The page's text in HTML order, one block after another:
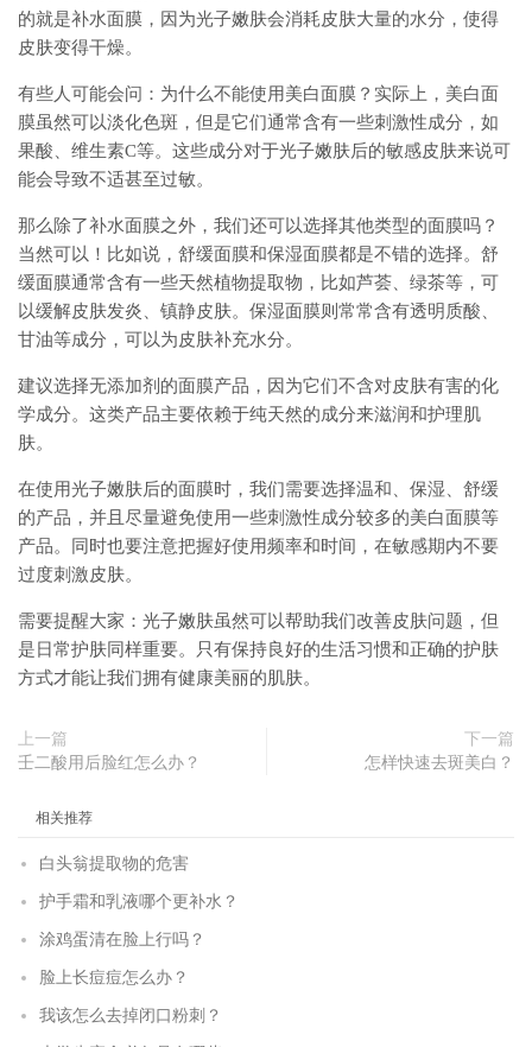
的就是补水面膜，因为光子嫩肤会消耗皮肤大量的水分，使得
皮肤变得干燥。
有些人可能会问：为什么不能使用美白面膜？实际上，美白面
膜虽然可以淡化色斑，但是它们通常含有一些刺激性成分，如
果酸、维生素C等。这些成分对于光子嫩肤后的敏感皮肤来说可
能会导致不适甚至过敏。
那么除了补水面膜之外，我们还可以选择其他类型的面膜吗？
当然可以！比如说，舒缓面膜和保湿面膜都是不错的选择。舒
缓面膜通常含有一些天然植物提取物，比如芦荟、绿茶等，可
以缓解皮肤发炎、镇静皮肤。保湿面膜则常常含有透明质酸、
甘油等成分，可以为皮肤补充水分。
建议选择无添加剂的面膜产品，因为它们不含对皮肤有害的化
学成分。这类产品主要依赖于纯天然的成分来滋润和护理肌
肤。
在使用光子嫩肤后的面膜时，我们需要选择温和、保湿、舒缓
的产品，并且尽量避免使用一些刺激性成分较多的美白面膜等
产品。同时也要注意把握好使用频率和时间，在敏感期内不要
过度刺激皮肤。
需要提醒大家：光子嫩肤虽然可以帮助我们改善皮肤问题，但
是日常护肤同样重要。只有保持良好的生活习惯和正确的护肤
方式才能让我们拥有健康美丽的肌肤。
上一篇
壬二酸用后脸红怎么办？
下一篇
怎样快速去斑美白？
相关推荐
白头翁提取物的危害
护手霜和乳液哪个更补水？
涂鸡蛋清在脸上行吗？
脸上长痘痘怎么办？
我该怎么去掉闭口粉刺？